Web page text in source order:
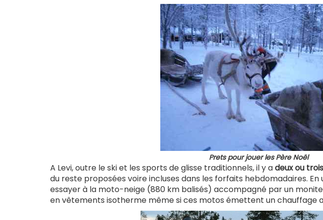
Prets pour jouer les Père Noël
A Levi, outre le ski et les sports de glisse traditionnels, il y adeux ou
du reste proposées voire incluses dans les forfaits hebdomadaires. En
essayer à la moto-neige (880 km balisés) accompagné par un
en vêtements isotherme même si ces motos émettent un chauffage